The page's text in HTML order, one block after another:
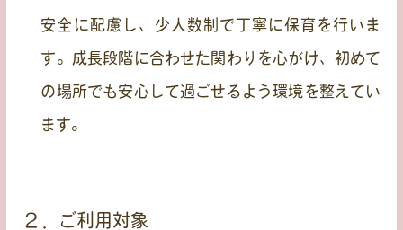
安全に配慮し、少人数制で丁寧に保育を行いま
す。成長段階に合わせた関わりを心がけ、初めて
の場所でも安心して過ごせるよう環境を整えてい
ます。
２．ご利用対象